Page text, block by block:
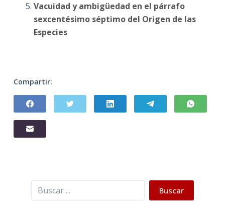
Vacuidad y ambigüedad en el párrafo
sexcentésimo séptimo del Origen de las
Especies
Compartir:
Buscar Buscar